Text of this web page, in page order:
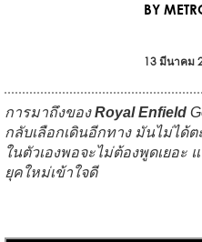
BY
13 มีนาคม
การมาถึงของRoyal Enfield
กลับเลือกเดินอีกทาง มันไม่ได้
ในตัวเองพอจะไม่ต้องพูดเยอ
ยุคใหม่เข้าใจดี